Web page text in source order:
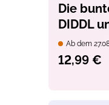
Die
DIDDL
Life
Ab dem
12,99 €